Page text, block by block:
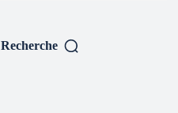
Recherche